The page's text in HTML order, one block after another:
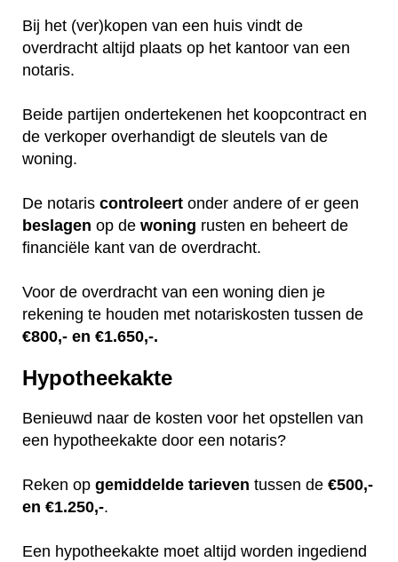
Bij het (ver)kopen van een huis vindt de
overdracht altijd plaats op het kantoor van een
notaris.
Beide partijen ondertekenen het koopcontract en
de verkoper overhandigt de sleutels van de
woning.
De notaris controleert onder andere of er geen
beslagen op de woning rusten en beheert de
financiële kant van de overdracht.
Voor de overdracht van een woning dien je
rekening te houden met notariskosten tussen de
€800,- en €1.650,-.
Hypotheekakte
Benieuwd naar de kosten voor het opstellen van
een hypotheekakte door een notaris?
Reken op gemiddelde tarieven tussen de €500,-
en €1.250,-.
Een hypotheekakte moet altijd worden ingediend